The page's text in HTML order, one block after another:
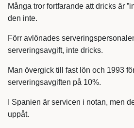
Många tror fortfarande att dricks är
den inte.
Förr avlönades
serveringsavgift, inte dricks.
Man övergick till fast lön och 1993
serveringsavgiften på 10%.
I Spanien är servicen i notan, men
uppåt.